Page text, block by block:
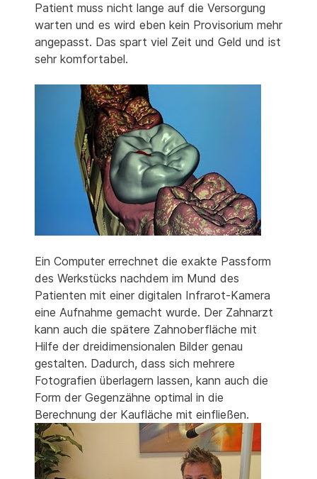
Patient muss nicht lange auf die Versorgung
warten und es wird eben kein Provisorium mehr
angepasst. Das spart viel Zeit und Geld und ist
sehr komfortabel.
Ein Computer errechnet die exakte Passform
des Werkstücks nachdem im Mund des
Patienten mit einer digitalen Infrarot-Kamera
eine Aufnahme gemacht wurde. Der Zahnarzt
kann auch die spätere Zahnoberfläche mit
Hilfe der dreidimensionalen Bilder genau
gestalten. Dadurch, dass sich mehrere
Fotografien überlagern lassen, kann auch die
Form der Gegenzähne optimal in die
Berechnung der Kaufläche mit einfließen.